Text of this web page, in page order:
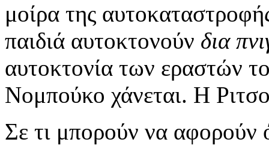
μοίρα της
παιδιά αυτοκτονούν δια
αυτοκτονία των εραστών
Νομπούκο χάνεται. Η
Σε τι μπορούν να